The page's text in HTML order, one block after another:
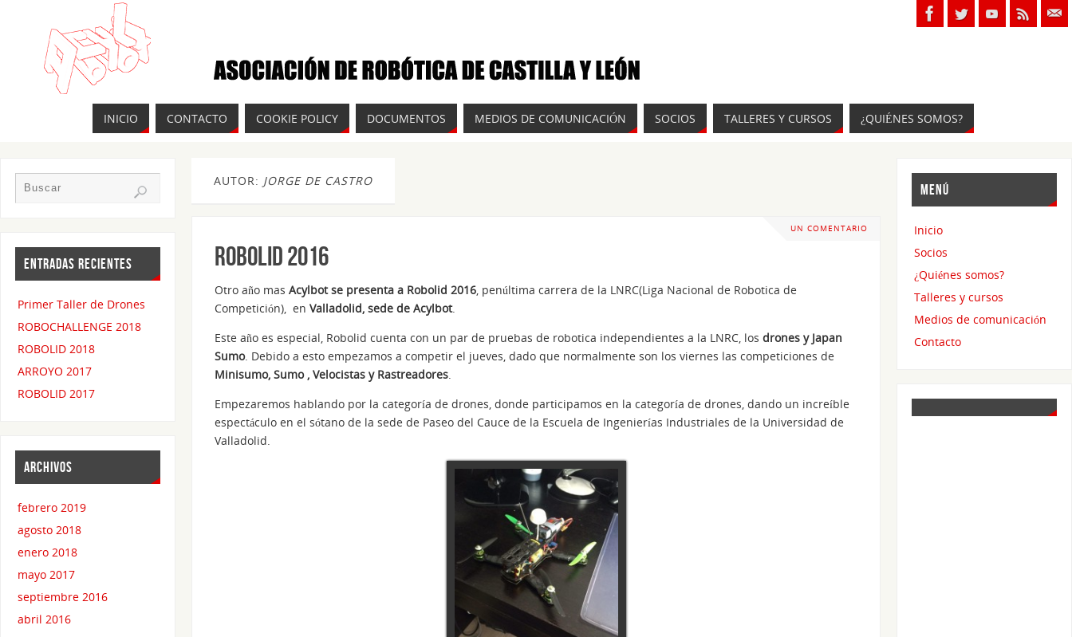
INICIO CONTACTO COOKIE POLICY DOCUMENTOS MEDIOS DE COMUNICACIÓN SOCIOS TALLERES Y CURSOS ¿QUIÉNES SOMOS?
AUTOR: JORGE DE CASTRO
UN COMENTARIO
Robolid 2016
Otro año mas Acylbot se presenta a Robolid 2016, penúltima carrera de la LNRC(Liga Nacional de Robotica de
Competición), en Valladolid, sede de Acylbot.
Este año es especial, Robolid cuenta con un par de pruebas de robotica independientes a la LNRC, los drones y Japan
Sumo. Debido a esto empezamos a competir el jueves, dado que normalmente son los viernes las competiciones de
Minisumo, Sumo , Velocistas y Rastreadores.
Empezaremos hablando por la categoría de drones, donde participamos en la categoría de drones, dando un increíble
espectáculo en el sótano de la sede de Paseo del Cauce de la Escuela de Ingenierías Industriales de la Universidad de
Valladolid.
ENTRADAS RECIENTES
Primer Taller de Drones
ROBOCHALLENGE 2018
ROBOLID 2018
ARROYO 2017
ROBOLID 2017
ARCHIVOS
febrero 2019
agosto 2018
enero 2018
mayo 2017
septiembre 2016
abril 2016
MENÚ
Inicio
Socios
¿Quiénes somos?
Talleres y cursos
Medios de comunicación
Contacto